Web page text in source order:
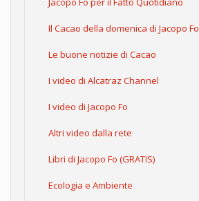
Il Cacao della domenica di Jacopo Fo
Le buone notizie di Cacao
I video di Alcatraz Channel
I video di Jacopo Fo
Altri video dalla rete
Libri di Jacopo Fo (GRATIS)
Ecologia e Ambiente